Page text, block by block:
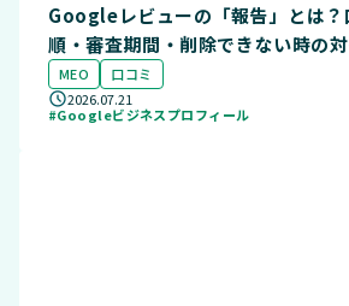
Googleレビューの「報告」とは？
順・審査期間・削除できない時の
MEO
口コミ
2026.07.21
#Googleビジネスプロフィール